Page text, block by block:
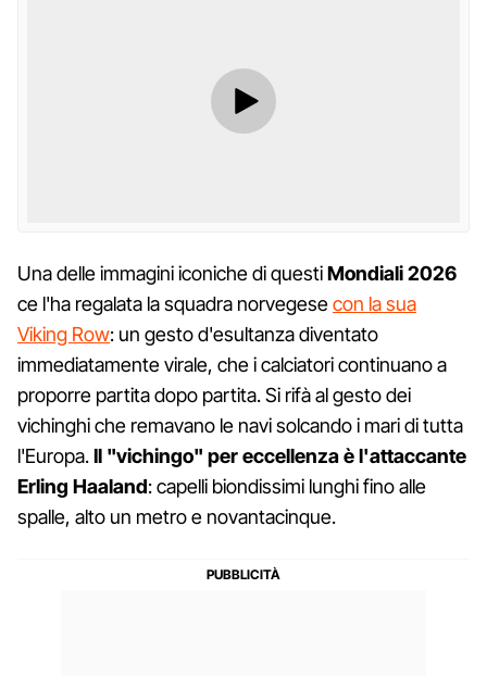
Una delle immagini iconiche di questiMondiali 2026
ce l'ha regalata la squadra norvegesecon la sua
Viking Row: un gesto d'esultanza diventato
immediatamente virale, che i calciatori continuano a
proporre partita dopo partita. Si rifà al gesto dei
vichinghi che remavano le navi solcando i mari di tutta
l'Europa.Il "vichingo" per eccellenza è l'attaccante
Erling Haaland: capelli biondissimi lunghi fino alle
spalle, alto un metro e novantacinque.